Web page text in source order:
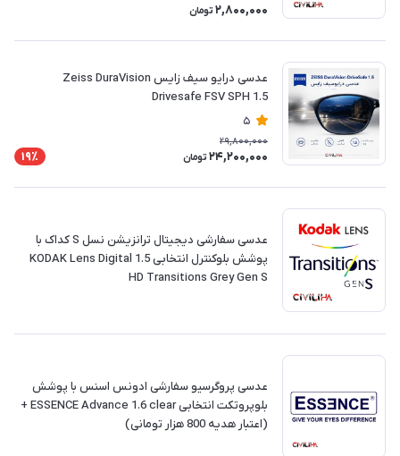
2,800,000 تومان
عدسی درایو سیف زایس Zeiss DuraVision
Drivesafe FSV SPH 1.5
5
29,800,000
24,200,000 تومان 19٪
عدسی سفارشی دیجیتال ترانزیشن نسل S کداک با
پوشش بلوکنترل انتخابی 1.5 KODAK Lens Digital
HD Transitions Grey Gen S
عدسی پروگرسیو سفارشی ادونس اسنس با پوشش
بلوپروتکت انتخابی ESSENCE Advance 1.6 clear +
(اعتبار هدیه 800 هزار تومانی)